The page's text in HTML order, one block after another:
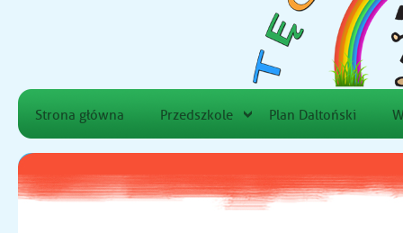
Strona główna Przedszkole Plan Daltoński